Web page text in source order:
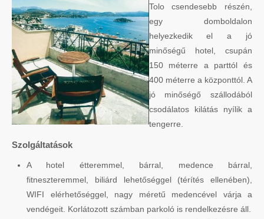
Tolo csendesebb részén,
egy domboldalon
helyezkedik el a jó
minőségű hotel, csupán
150 méterre a parttól és
400 méterre a központtól. A
jó minőségő szállodából
csodálatos kilátás nyílik a
tengerre.
Szolgáltatások
A hotel étteremmel, bárral, medence bárral,
fitneszteremmel, biliárd lehetőséggel (térítés ellenében),
WIFI elérhetőséggel, nagy méretű medencével várja a
vendégeit. Korlátozott számban parkoló is rendelkezésre áll.